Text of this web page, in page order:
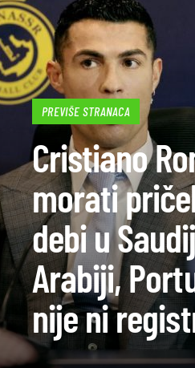
PREVIŠE STRANACA
Cristiano
morati
debi u
Arabiji,
nije ni